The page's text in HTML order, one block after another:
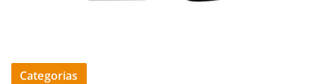
Categorias